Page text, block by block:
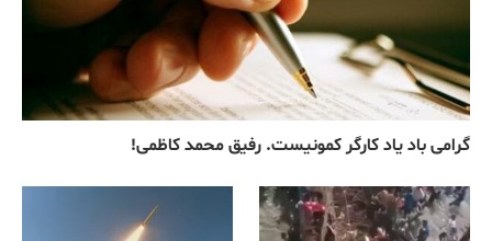
گرامی باد یاد کارگر کمونیست. رفیق محمد کاظمی!